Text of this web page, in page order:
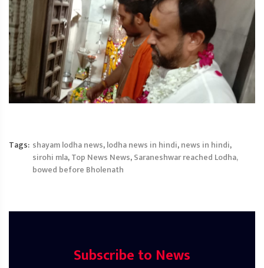
Tags: shayam lodha news,lodha news in hindi,news in hindi,
sirohi mla,Top News News,Saraneshwar reached Lodha,
bowed before Bholenath
Subscribe to News